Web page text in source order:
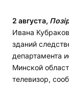
2 августа,
Ивана
зданий
департамента
Минской
телевизор,